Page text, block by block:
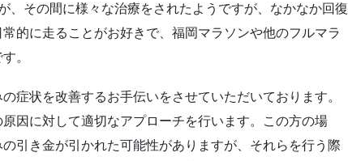
、その間に様々な治療をされたようですが、なかなか回復
的に走ることがお好きで、福岡マラソンや他のフルマラ
。
症状を改善するお手伝いをさせていただいております。
因に対して適切なアプローチを行います。この方の場
引き金が引かれた可能性がありますが、それらを行う際